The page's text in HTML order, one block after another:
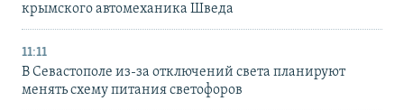
крымского автомеханика Шведа
11:11
В Севастополе из-за отключений света планируют
менять схему питания светофоров